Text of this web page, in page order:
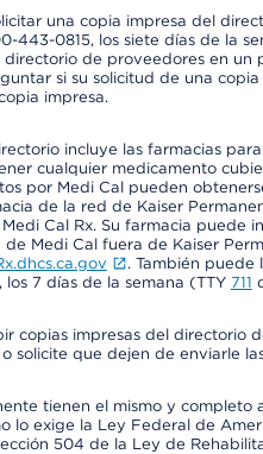
una copia impresa del
443-0815, los siete días de la
de proveedores en un
si su solicitud de una
impresa.
incluye las farmacias
cualquier medicamento
por Medi Cal pueden
de la red de Kaiser
Cal Rx. Su farmacia puede
Medi Cal fuera de Kaiser
. También puede
7 días de la semana (TTY 711
copias impresas del directorio
solicite que dejen de enviarle
tienen el mismo y completo
lo exige la Ley Federal de
504 de la Ley de